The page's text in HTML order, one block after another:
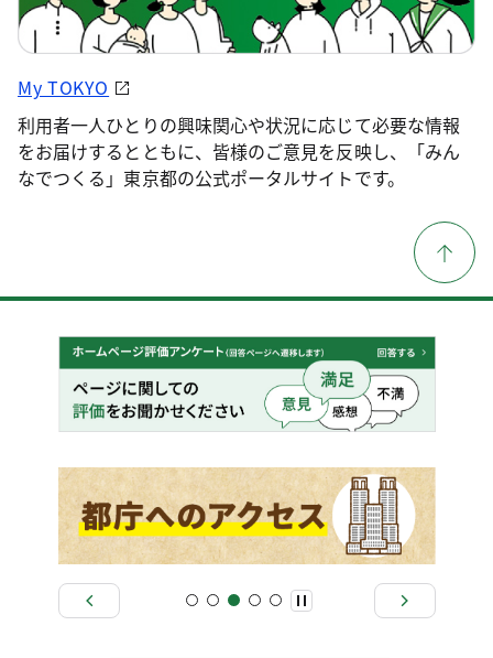
My TOKYO
利用者一人ひとりの興味関心や状況に応じて必要な情報
をお届けするとともに、皆様のご意見を反映し、「みん
なでつくる」東京都の公式ポータルサイトです。